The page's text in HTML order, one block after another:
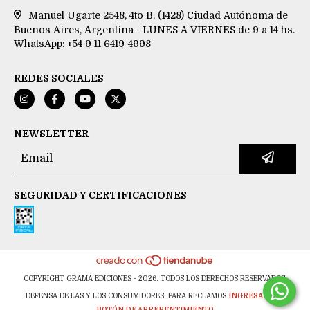
Manuel Ugarte 2548, 4to B, (1428) Ciudad Autónoma de
Buenos Aires, Argentina - LUNES A VIERNES de 9 a 14 hs.
WhatsApp: +54 9 11 6419-4998
REDES SOCIALES
NEWSLETTER
SEGURIDAD Y CERTIFICACIONES
COPYRIGHT GRAMA EDICIONES - 2026. TODOS LOS DERECHOS RESERVADOS.
DEFENSA DE LAS Y LOS CONSUMIDORES. PARA RECLAMOS INGRESA AQUÍ.